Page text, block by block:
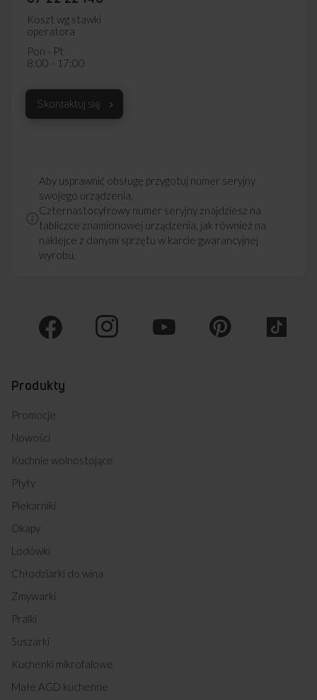
Koszt wg stawki
operatora
Pon - Pt
8:00 - 17:00
Skontaktuj się
Aby usprawnić obsługę przygotuj numer seryjny
swojego urządzenia.
Czternastocyfrowy numer seryjny znajdziesz na
tabliczce znamionowej urządzenia, jak również na
naklejce z danymi sprzętu w karcie gwarancyjnej
wyrobu.
Produkty
Promocje
Nowości
Kuchnie wolnostojące
Płyty
Piekarniki
Okapy
Lodówki
Chłodziarki do wina
Zmywarki
Pralki
Suszarki
Kuchenki mikrofalowe
Małe AGD kuchenne